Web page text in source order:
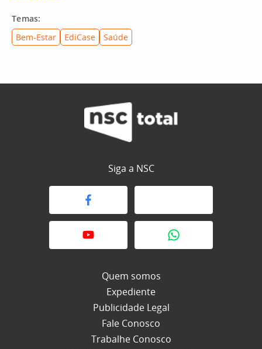
Temas:
Bem-Estar
EdiCase Saúde
Siga a NSC
Quem somos
Expediente
Publicidade Legal
Fale Conosco
Trabalhe Conosco